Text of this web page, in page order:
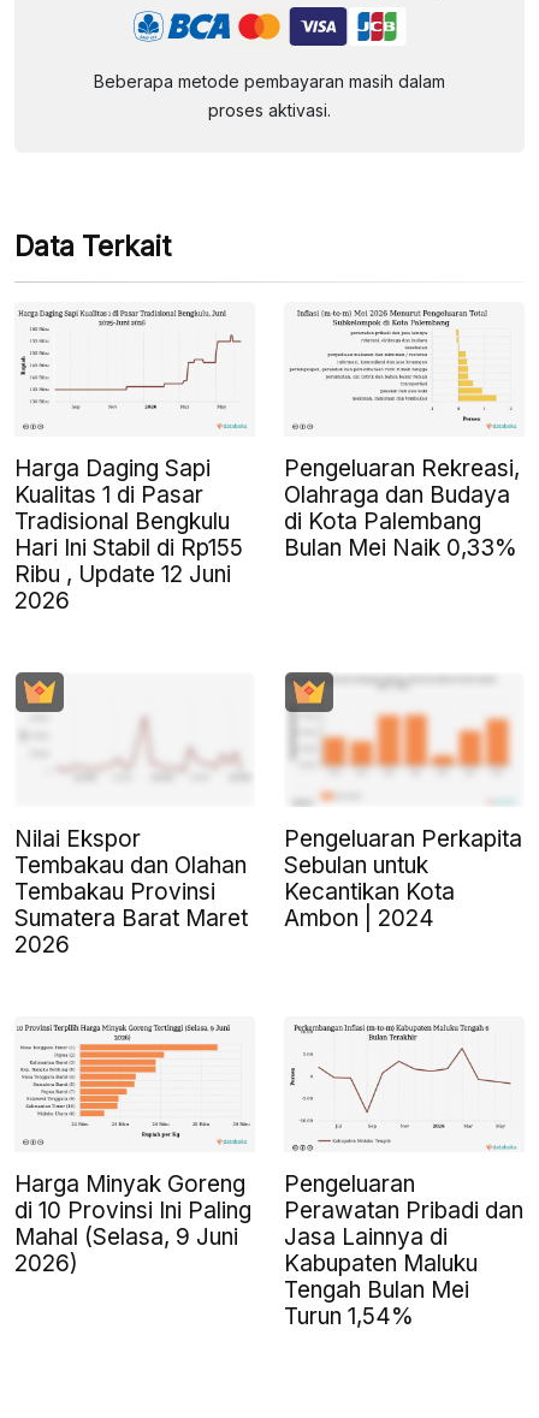
Beberapa metode pembayaran masih dalam
proses aktivasi.
Data Terkait
Harga Daging Sapi
Kualitas 1 di Pasar
Tradisional Bengkulu
Hari Ini Stabil di Rp155
Ribu , Update 12 Juni
2026
Pengeluaran Rekreasi,
Olahraga dan Budaya
di Kota Palembang
Bulan Mei Naik 0,33%
Nilai Ekspor
Tembakau dan Olahan
Tembakau Provinsi
Sumatera Barat Maret
2026
Pengeluaran Perkapita
Sebulan untuk
Kecantikan Kota
Ambon | 2024
Harga Minyak Goreng
di 10 Provinsi Ini Paling
Mahal (Selasa, 9 Juni
2026)
Pengeluaran
Perawatan Pribadi dan
Jasa Lainnya di
Kabupaten Maluku
Tengah Bulan Mei
Turun 1,54%